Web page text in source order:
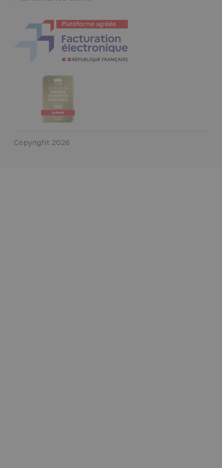
Copyright 2026